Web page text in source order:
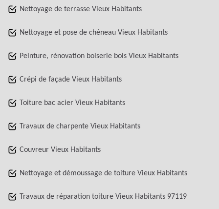
Nettoyage de terrasse Vieux Habitants
Nettoyage et pose de chéneau Vieux Habitants
Peinture, rénovation boiserie bois Vieux Habitants
Crépi de façade Vieux Habitants
Toiture bac acier Vieux Habitants
Travaux de charpente Vieux Habitants
Couvreur Vieux Habitants
Nettoyage et démoussage de toiture Vieux Habitants
Travaux de réparation toiture Vieux Habitants 97119